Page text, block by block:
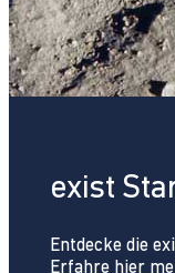
exist
Entdecke die
Erfahre hier